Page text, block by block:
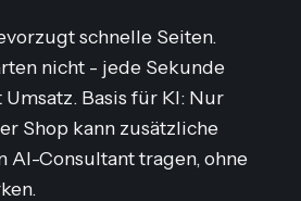
schnelle Seiten.
nicht - jede Sekunde
Basis für KI: Nur
Shop kann zusätzliche
AI-Consultant tragen, ohne